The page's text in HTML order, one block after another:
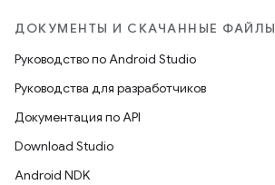
ДОКУМЕНТЫ И СКАЧАННЫЕ ФАЙЛЫ
Руководство по Android Studio
Руководства для разработчиков
Документация по API
Download Studio
Android NDK